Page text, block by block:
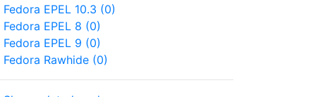
Fedora EPEL 10.3 (0)
Fedora EPEL 8 (0)
Fedora EPEL 9 (0)
Fedora Rawhide (0)